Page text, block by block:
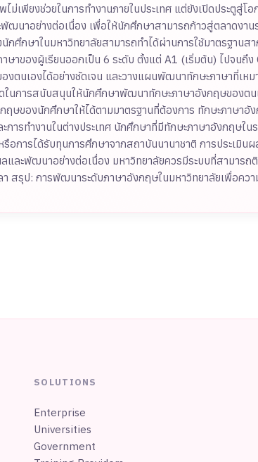
พียงช่วยในการทำงานภายในประเทศ แต่ยังเปิดประตูสู่โ
นาอย่างต่อเนื่อง เพื่อให้นักศึกษาสามารถก้าวสู่ตลาดงา
กศึกษาในมหาวิทยาลัยสามารถทำได้ผ่านการใช้มาตรฐา
ของผู้เรียนออกเป็น 6 ระดับ ตั้งแต่ A1 (เริ่มต้น) ไปจนถึง
งตนเองได้อย่างชัดเจน และวางแผนพัฒนาทักษะภาษาที่เ
ารสนับสนุนให้นักศึกษาพัฒนาทักษะภาษาอังกฤษของตนเ
ของนักศึกษาให้ได้ตามมาตรฐานที่ต้องการ ทักษะภาษาอัง
ารทำงานในต่างประเทศ นักศึกษาที่มีทักษะภาษาอังกฤษใ
รือการได้รับทุนการศึกษาจากสถาบันนานาชาติ การประ
ลและพัฒนาอย่างต่อเนื่อง มหาวิทยาลัยควรมีระบบที่สามา
สรุป: การพัฒนาระดับภาษาอังกฤษในมหาวิทยาลัยเพื่อคว
SOLUTIONS
Enterprise
Universities
Government